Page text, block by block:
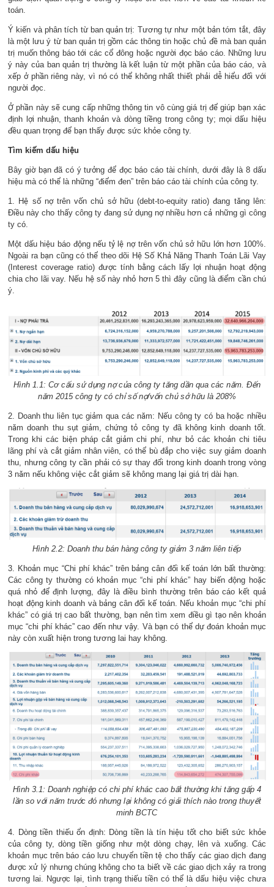
toán.
Ý kiến và phân tích từ ban quản trị: Tương tự như một bản tóm tắt, đây
là một lưu ý từ ban quản trị gồm các thông tin hoặc chủ đề mà ban quản
trị muốn thông báo tới các cổ đông hoặc người đọc báo cáo. Những lưu
ý này của ban quản trị thường là kết luận từ một phần của báo cáo, và
xếp ở phần riêng này, vì nó có thể không nhất thiết phải dễ hiểu đối với
người đọc.
Ở phần này sẽ cung cấp những thông tin vô cùng giá trị để giúp bạn xác
định lợi nhuận, thanh khoản và dòng tiềng trong công ty; mọi dấu hiệu
đều quan trọng để bạn thấy được sức khỏe công ty.
Tìm kiếm dấu hiệu
Bây giờ bạn đã có ý tưởng để đọc báo cáo tài chính, dưới đây là 8 dấu
hiệu mà có thể là những “điểm đen” trên báo cáo tài chính của công ty.
1. Hệ số nợ trên vốn chủ sở hữu (debt-to-equity ratio) đang tăng lên:
Điều này cho thấy công ty đang sử dụng nợ nhiều hơn cả những gì công
ty có.
Một dấu hiệu báo động nếu tỷ lệ nợ trên vốn chủ sở hữu lớn hơn 100%.
Ngoài ra bạn cũng có thể theo dõi Hệ Số Khả Năng Thanh Toán Lãi Vay
(Interest coverage ratio) được tính bằng cách lấy lợi nhuận hoạt động
chia cho lãi vay. Nếu hệ số này nhỏ hơn 5 thì đây cũng là điểm cần chú
ý.
Hình 1.1: Cơ cấu sử dụng nợ của công ty tăng dần qua các năm. Đến
năm 2015 công ty có chỉ số nợ/vốn chủ sở hữu là 208%
2. Doanh thu liên tục giảm qua các năm: Nếu công ty có ba hoặc nhiều
năm doanh thu sụt giảm, chứng tỏ công ty đã không kinh doanh tốt.
Trong khi các biện pháp cắt giảm chi phí, như bỏ các khoản chi tiêu
lãng phí và cắt giảm nhân viên, có thể bù đắp cho việc suy giảm doanh
thu, nhưng công ty cần phải có sự thay đổi trong kinh doanh trong vòng
3 năm nếu không việc cắt giảm sẽ không mang lại giá trị dài hạn.
Hình 2.2: Doanh thu bán hàng công ty giảm 3 năm liên tiếp
3. Khoản mục “Chi phí khác” trên bảng cân đối kế toán lớn bất thường:
Các công ty thường có khoản mục “chi phí khác” hay biến động hoặc
quá nhỏ để định lượng, đây là điều bình thường trên báo cáo kết quả
hoạt động kinh doanh và bảng cân đối kế toán. Nếu khoản mục “chi phí
khác” có giá trị cao bất thường, bạn nên tìm xem điều gì tạo nên khoản
mục “chi phí khác” cao đến như vậy. Và bạn có thể dự đoán khoản mục
này còn xuất hiện trong tương lai hay không.
Hình 3.1: Doanh nghiệp có chi phí khác cao bất thường khi tăng gấp 4
lần so với năm trước đó nhưng lại không có giải thích nào trong thuyết
minh BCTC
4. Dòng tiền thiếu ổn định: Dòng tiền là tín hiệu tốt cho biết sức khỏe
của công ty, dòng tiền giống như một dòng chạy, lên và xuống. Các
khoản mục trên báo cáo lưu chuyển tiền tệ cho thấy các giao dịch đang
được xử lý nhưng chúng không cho ta biết về các giao dịch xảy ra trong
tương lai. Ngược lại, tình trạng thiếu tiền có thể là dấu hiệu việc chưa